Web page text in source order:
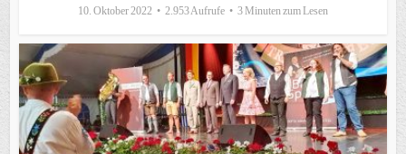
10. Oktober 2022 2.953 Aufrufe 3 Minuten zum Lesen